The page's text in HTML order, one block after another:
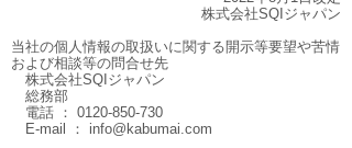
株式会社SQIジャパン
当社の個人情報の取扱いに関する開示等要望や苦情
および相談等の問合せ先
株式会社SQIジャパン
総務部
電話 ： 0120-850-730
E-mail ： info@kabumai.com